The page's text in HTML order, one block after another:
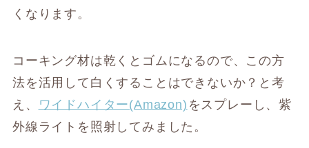
くなります。
コーキング材は乾くとゴムになるので、この方
法を活用して白くすることはできないか？と考
え、
ワイドハイター(Amazon) をスプレーし、紫
外線ライトを照射してみました。